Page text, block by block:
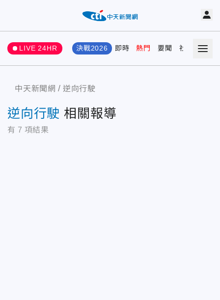
LIVE 24HR 決戰2026 即時 熱門 要聞 社會 娛樂
中天新聞網 逆向行駛
逆向行駛 相關報導
有 7 項結果